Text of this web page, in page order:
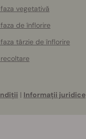
vegetativă
de înflorire
târzie de înflorire
| Informații juridice